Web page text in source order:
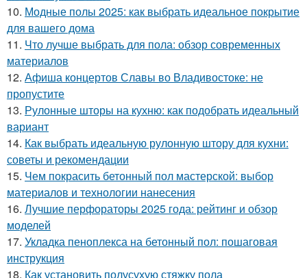
10. Модные полы 2025: как выбрать идеальное покрытие
для вашего дома
11. Что лучше выбрать для пола: обзор современных
материалов
12. Афиша концертов Славы во Владивостоке: не
пропустите
13. Рулонные шторы на кухню: как подобрать идеальный
вариант
14. Как выбрать идеальную рулонную штору для кухни:
советы и рекомендации
15. Чем покрасить бетонный пол мастерской: выбор
материалов и технологии нанесения
16. Лучшие перфораторы 2025 года: рейтинг и обзор
моделей
17. Укладка пеноплекса на бетонный пол: пошаговая
инструкция
18. Как установить полусухую стяжку пола